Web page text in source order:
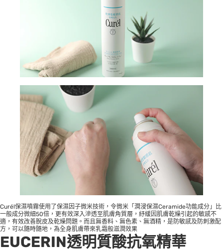
Curél保濕噴霧使用了保濕因子微米技術，令微米「潤浸保濕Ceramide功能成分」比
一般成分微細50倍，更有效深入滲透至肌膚角質層，紓緩因肌膚乾燥引起的敏感不
適，有效改善脫皮及乾燥問題。而且無香料、無色素、無酒精，是防敏感及防刺激配
方，可以隨時隨地，為全身肌膚帶來乳霜般滋潤效果
EUCERIN透明質酸抗氧精華